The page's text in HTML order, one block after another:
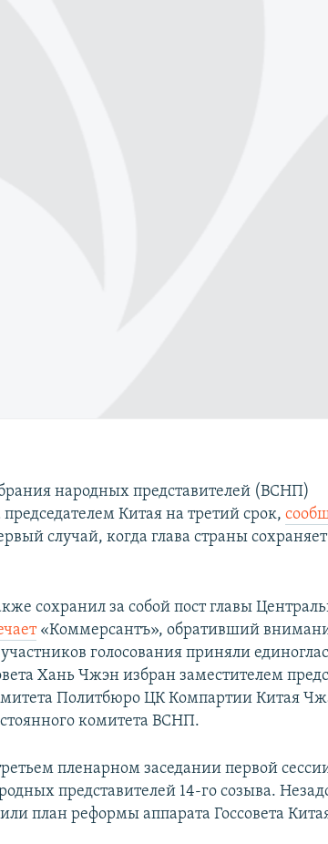
народных представителей (ВСНП)
Китая на третий срок,
случай, когда глава страны сохраняет
сохранил за собой пост главы
«Коммерсантъ», обративший
голосования приняли
Хань Чжэн избран заместителем
Политбюро ЦК Компартии Китая
комитета ВСНП.
пленарном заседании первой
представителей 14-го созыва.
план реформы аппарата Госсовета